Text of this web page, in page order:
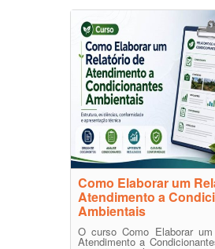
Como Elaborar um
Atendimento a
Ambientais
O curso Como Elaborar
Atendimento a